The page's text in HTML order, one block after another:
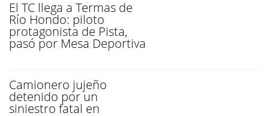
El TC llega a Termas de
Río Hondo: piloto
protagonista de Pista,
pasó por Mesa Deportiva
Camionero jujeño
detenido por un
siniestro fatal en